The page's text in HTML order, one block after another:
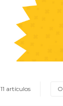
11 artículos